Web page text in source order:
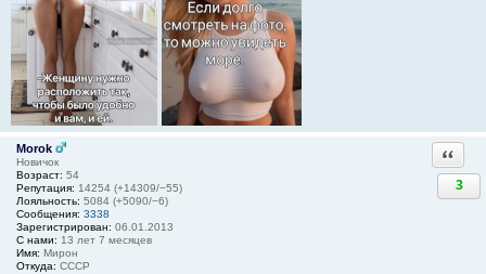
Morok
Новичок
Возраст: 54
Репутация: 14254 (+14309/−55)
Лояльность: 5084 (+5090/−6)
Сообщения: 3338
Зарегистрирован: 06.01.2013
С нами: 13 лет 7 месяцев
Имя: Мирон
Откуда: СССР
3